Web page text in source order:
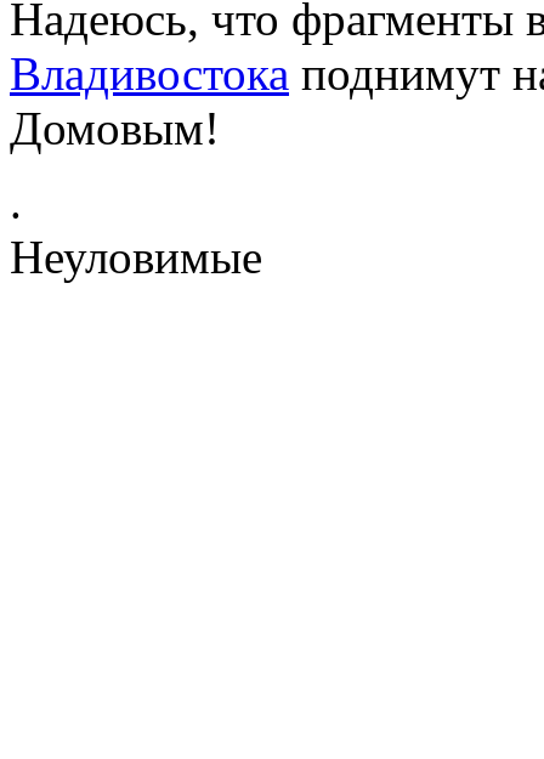
Надеюсь, что фрагменты
Владивостока поднимут
Домовым!
.
Неуловимые